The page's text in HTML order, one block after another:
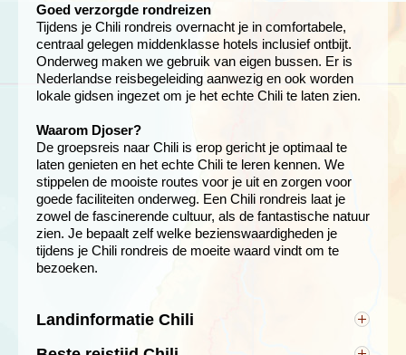
Goed verzorgde rondreizen
Tijdens je Chili rondreis overnacht je in comfortabele,
centraal gelegen middenklasse hotels inclusief ontbijt.
Onderweg maken we gebruik van eigen bussen. Er is
Nederlandse reisbegeleiding aanwezig en ook worden
lokale gidsen ingezet om je het echte Chili te laten zien.
Waarom Djoser?
De groepsreis naar Chili is erop gericht je optimaal te
laten genieten en het echte Chili te leren kennen. We
stippelen de mooiste routes voor je uit en zorgen voor
goede faciliteiten onderweg. Een Chili rondreis laat je
zowel de fascinerende cultuur, als de fantastische natuur
zien. Je bepaalt zelf welke bezienswaardigheden je
tijdens je Chili rondreis de moeite waard vindt om te
bezoeken.
Landinformatie Chili